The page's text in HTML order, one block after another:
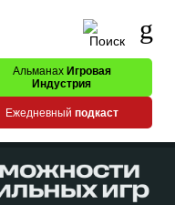
Альманах Игровая
Индустрия
Ежедневный подкаст